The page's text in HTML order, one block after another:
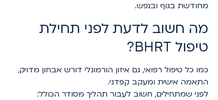
מחודשת בגוף ובנפש.
מה חשוב לדעת לפני תחילת
טיפול BHRT?
כמו כל טיפול רפואי, גם איזון הורמונלי דורש אבחון מדויק,
התאמה אישית ומעקב קפדני.
לפני שמתחילים, חשוב לעבור תהליך מסודר הכולל: